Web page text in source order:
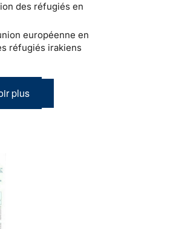
des réfugiés en
européenne en
réfugiés irakiens
plus